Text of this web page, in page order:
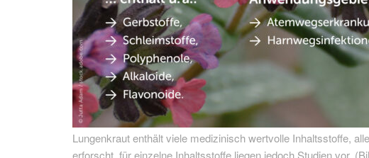
Lungenkraut enthält viele medizinisch wertvolle Inhaltsstoffe,
erforscht, für einzelne Inhaltsstoffe liegen jedoch Studien vor.